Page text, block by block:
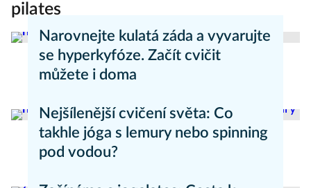
pilates
Narovnejte kulatá záda a vyvarujte
se hyperkyfóze. Začít cvičit
můžete i doma
Nejšílenější cvičení světa: Co
takhle jóga s lemury nebo spinning
pod vodou?